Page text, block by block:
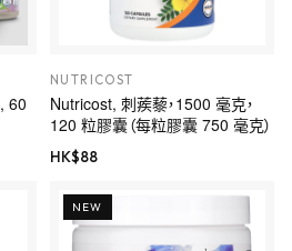
60
NUTRICOST
Nutricost, 刺蒺藜，1500 毫克，
120 粒膠囊（每粒膠囊 750 毫克）
HK$88
NEW